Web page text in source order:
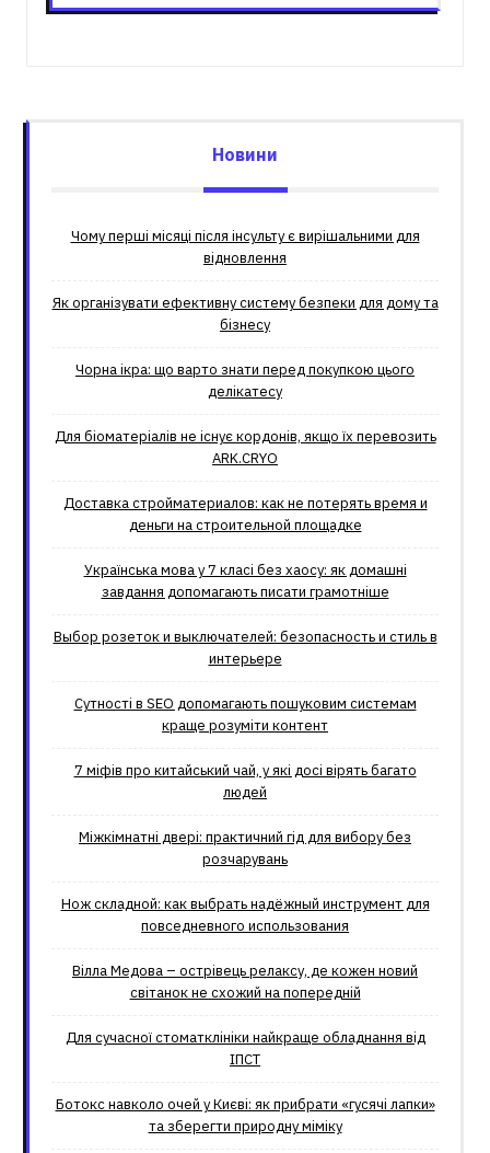
Новини
Чому перші місяці після інсульту є вирішальними для
відновлення
Як організувати ефективну систему безпеки для дому та
бізнесу
Чорна ікра: що варто знати перед покупкою цього
делікатесу
Для біоматеріалів не існує кордонів, якщо їх перевозить
ARK.CRYO
Доставка стройматериалов: как не потерять время и
деньги на строительной площадке
Українська мова у 7 класі без хаосу: як домашні
завдання допомагають писати грамотніше
Выбор розеток и выключателей: безопасность и стиль в
интерьере
Сутності в SEO допомагають пошуковим системам
краще розуміти контент
7 міфів про китайський чай, у які досі вірять багато
людей
Міжкімнатні двері: практичний гід для вибору без
розчарувань
Нож складной: как выбрать надёжный инструмент для
повседневного использования
Вілла Медова – острівець релаксу, де кожен новий
світанок не схожий на попередній
Для сучасної стоматклініки найкраще обладнання від
ІПСТ
Ботокс навколо очей у Києві: як прибрати «гусячі лапки»
та зберегти природну міміку